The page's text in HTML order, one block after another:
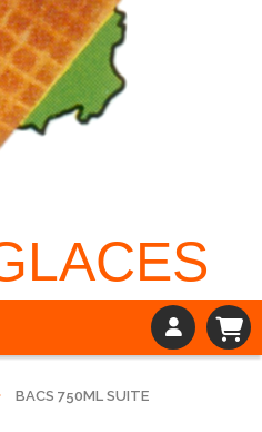
BACS 750ML SUITE